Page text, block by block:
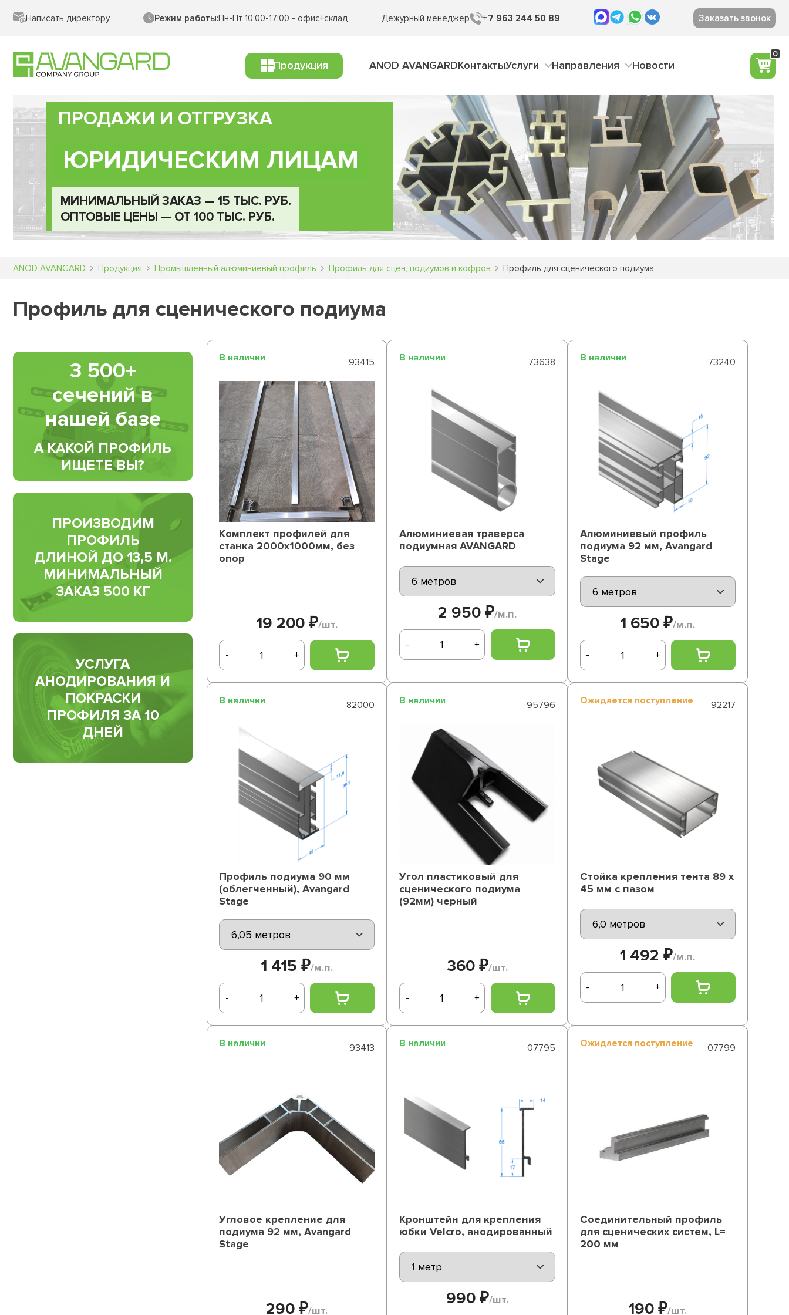
Написать директору Режим работы:Пн-Пт 10:00-17:00 - офис+склад Дежурный менеджер +7 963 244 50 89 Заказать звонок
Продукция ANOD AVANGARDКонтактыУслуги Направления Новости
0
ПРОДАЖИ И ОТГРУЗКА
ЮРИДИЧЕСКИМ ЛИЦАМ
МИНИМАЛЬНЫЙ ЗАКАЗ — 15 ТЫС. РУБ.
ОПТОВЫЕ ЦЕНЫ — ОТ 100 ТЫС. РУБ.
ANOD AVANGARD Продукция Промышленный алюминиевый профиль Профиль для сцен, подиумов и кофров Профиль для сценического подиума
Профиль для сценического подиума
3 500+
сечений в
нашей базе
А КАКОЙ ПРОФИЛЬ
ИЩЕТЕ ВЫ?
ПРОИЗВОДИМ
ПРОФИЛЬ
ДЛИНОЙ ДО 13,5 М.
МИНИМАЛЬНЫЙ
ЗАКАЗ 500 КГ
УСЛУГА
АНОДИРОВАНИЯ И
ПОКРАСКИ
ПРОФИЛЯ ЗА 10
ДНЕЙ
В наличии 93415
Комплект профилей для
станка 2000х1000мм, без
опор
19 200 ₽/шт.
- +
В наличии 73638
Алюминиевая траверса
подиумная AVANGARD
2 950 ₽/м.п.
- +
В наличии 73240
Алюминиевый профиль
подиума 92 мм, Avangard
Stage
1 650 ₽/м.п.
- +
В наличии 82000
Профиль подиума 90 мм
(облегченный), Avangard
Stage
1 415 ₽/м.п.
- +
В наличии 95796
Угол пластиковый для
сценического подиума
(92мм) черный
360 ₽/шт.
- +
Ожидается поступление 92217
Стойка крепления тента 89 х
45 мм с пазом
1 492 ₽/м.п.
- +
В наличии 93413
Угловое крепление для
подиума 92 мм, Avangard
Stage
290 ₽/шт.
В наличии 07795
Кронштейн для крепления
юбки Velcro, анодированный
990 ₽/шт.
Ожидается поступление 07799
Соединительный профиль
для сценических систем, L=
200 мм
190 ₽/шт.